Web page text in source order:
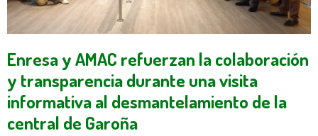
Enresa y AMAC refuerzan la colaboración
y transparencia durante una visita
informativa al desmantelamiento de la
central de Garoña